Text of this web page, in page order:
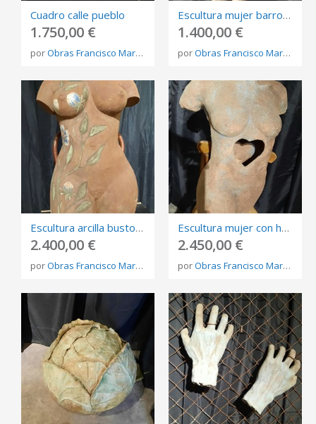
Cuadro calle pueblo
1.750,00 €
porObras Francisco Martínez Rojo
Escultura mujer barro gris
1.400,00 €
porObras Francisco Martínez Rojo
Escultura arcilla busto de mujer con enredadera
2.400,00 €
porObras Francisco Martínez Rojo
Escultura mujer con hueco de corazón
2.450,00 €
porObras Francisco Martínez Rojo